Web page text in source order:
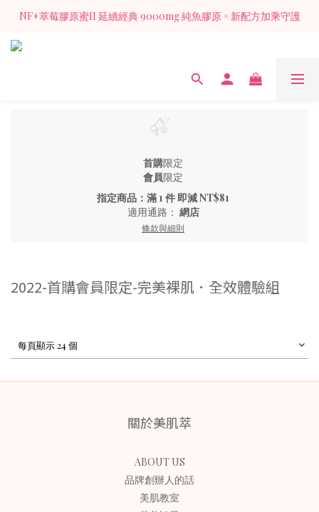
NF+萃莓膠原蜜II 延續經典 9000mg 純魚膠原 × 新配方加乘守護
NF+萃莓膠原蜜II 延續經典 9000mg 純魚膠原 × 新配方加乘守護
NF+萃莓膠原蜜II 延續經典 9000mg 純魚膠原 × 新配方加乘守護
首購限定
會員限定
指定商品：滿 1 件 即減 NT$81
適用通路： 網店
條款與細則
2022-首購會員限定-完美裸肌．全效體驗組
每頁顯示 24 個
關於美肌萃
ABOUT US
品牌創辦人的話
美肌教室